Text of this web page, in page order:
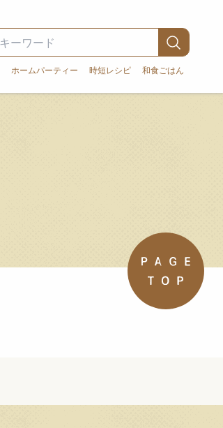
ホームパーティー 時短レシピ 和食ごはん